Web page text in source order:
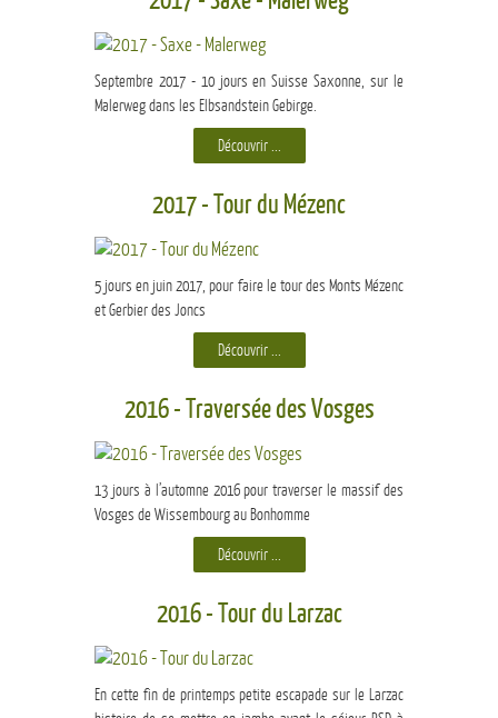
Septembre 2017 - 10 jours en Suisse Saxonne, sur le
Malerweg dans les Elbsandstein Gebirge.
Découvrir ...
2017 - Tour du Mézenc
5 jours en juin 2017, pour faire le tour des Monts Mézenc
et Gerbier des Joncs
Découvrir ...
2016 - Traversée des Vosges
13 jours à l’automne 2016 pour traverser le massif des
Vosges de Wissembourg au Bonhomme
Découvrir ...
2016 - Tour du Larzac
En cette fin de printemps petite escapade sur le Larzac